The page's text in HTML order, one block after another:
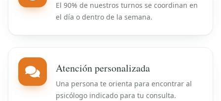
El 90% de nuestros turnos se coordinan en
el día o dentro de la semana.
Atención personalizada
Una persona te orienta para encontrar al
psicólogo indicado para tu consulta.